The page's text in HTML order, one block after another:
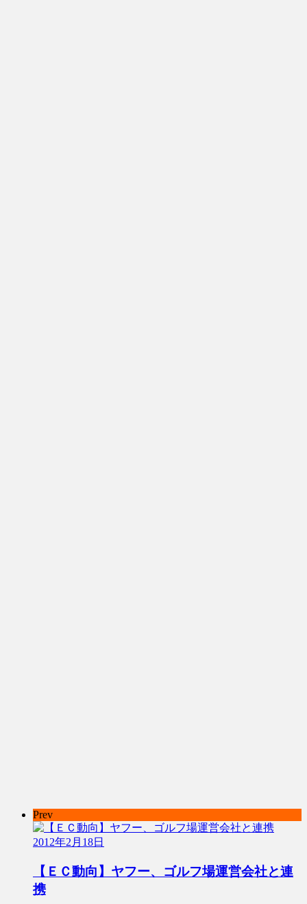
Prev
2012年2月18日
【ＥＣ動向】ヤフー、ゴルフ場運営会社と連
携